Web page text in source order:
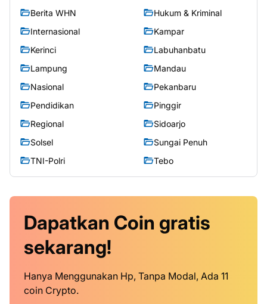
Berita WHN
Hukum & Kriminal
Internasional
Kampar
Kerinci
Labuhanbatu
Lampung
Mandau
Nasional
Pekanbaru
Pendidikan
Pinggir
Regional
Sidoarjo
Solsel
Sungai Penuh
TNI-Polri
Tebo
Dapatkan Coin gratis
sekarang!
Hanya Menggunakan Hp, Tanpa Modal, Ada 11
coin Crypto.